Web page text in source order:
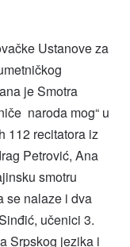
Ustanove za
je Smotra
naroda mog“ u
112 recitatora iz
Petrović, Ana
smotru
se nalaze i dva
učenici 3.
Srpskog jezika i